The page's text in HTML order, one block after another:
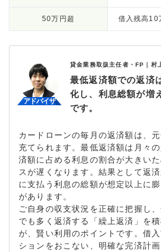
50万円超 借入残高10
貸金業務取扱主任者・FP｜ 村
最低返済額での返済
化し、利息総額が増
です。
カードローンの毎月の返済額は、
充てられます。最低返済額は月々
済額に占める利息の割合が大きい
スが遅くなります。結果として返
に支払う利息の総額が想定以上に
があります。
ご自身の収支状況を正確に把握し
でも多く返済する「繰上返済」を
が、賢い利用のポイントです。借
ションをおこない、明確な完済計